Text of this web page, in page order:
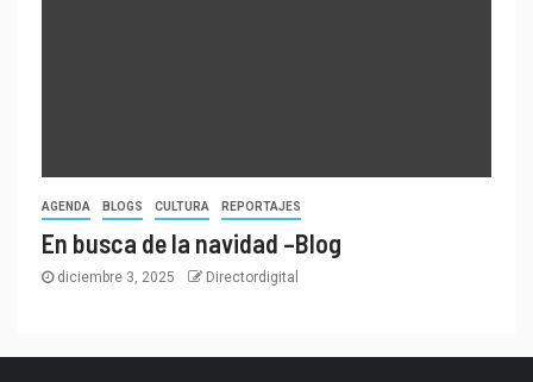
AGENDA BLOGS CULTURA REPORTAJES
En busca de la navidad –Blog
diciembre 3, 2025 Directordigital